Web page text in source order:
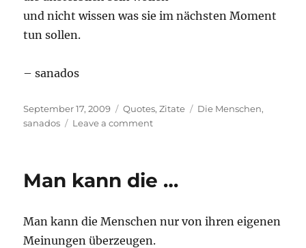
und nicht wissen was sie im nächsten Moment
tun sollen.
– sanados
Posted
on
September 17, 2009 Categories
Quotes,Zitate Tags
Die Menschen,
sanados
Leave a commenton
…
Man kann die …
Man kann die Menschen nur von ihren eigenen
Meinungen überzeugen.